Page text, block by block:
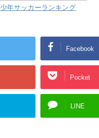
少年サッカーランキング
Facebook
Pocket
LINE